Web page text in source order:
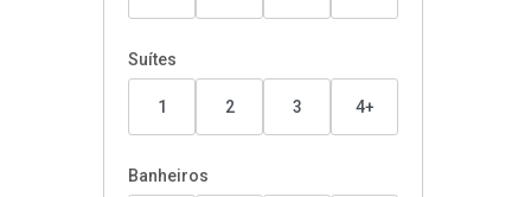
Suítes
1 2 3 4+
Banheiros